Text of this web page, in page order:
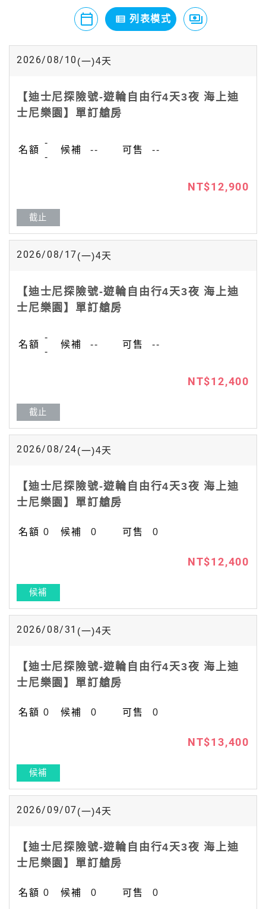
calendar_today
月曆模式
view_list
列表模式 payments
價格模式
2026/08/10 (一)4天
【迪士尼探險號-遊輪自由行4天3夜 海上迪
士尼樂園】單訂艙房
-
-
-- --
NT$12,900
截止
2026/08/17(一)4天
【迪士尼探險號-遊輪自由行4天3夜 海上迪
士尼樂園】單訂艙房
-
-
-- --
NT$12,400
截止
2026/08/24(一)4天
【迪士尼探險號-遊輪自由行4天3夜 海上迪
士尼樂園】單訂艙房
0 0 0
NT$12,400
候補
2026/08/31 (一)4天
【迪士尼探險號-遊輪自由行4天3夜 海上迪
士尼樂園】單訂艙房
0 0 0
NT$13,400
候補
2026/09/07(一)4天
【迪士尼探險號-遊輪自由行4天3夜 海上迪
士尼樂園】單訂艙房
0 0 0